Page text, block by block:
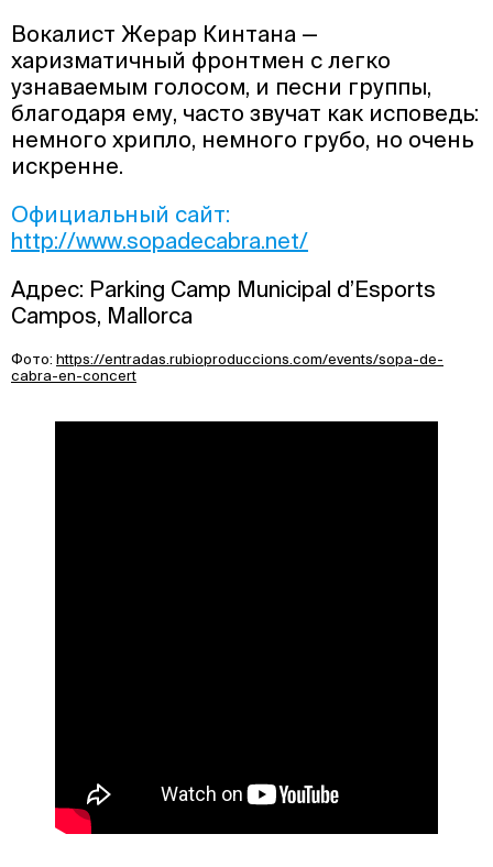
Вокалист Жерар Кинтана —
харизматичный фронтмен с легко
узнаваемым голосом, и песни группы,
благодаря ему, часто звучат как исповедь:
немного хрипло, немного грубо, но очень
искренне.
Официальный сайт:
http://www.sopadecabra.net/
Адрес: Parking Camp Municipal d’Esports
Campos, Mallorca
Фото: https://entradas.rubioproduccions.com/events/sopa-de-
cabra-en-concert